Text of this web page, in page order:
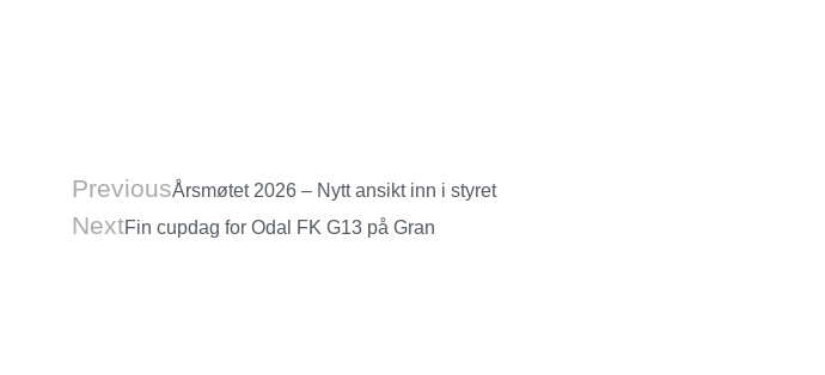
PreviousÅrsmøtet 2026 – Nytt ansikt inn i styret
NextFin cupdag for Odal FK G13 på Gran